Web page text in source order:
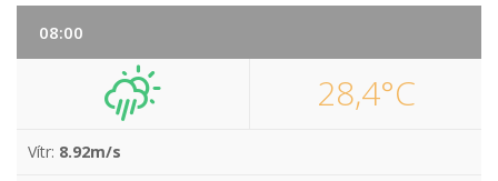
08:00
28,4°C
Vítr: 8.92m/s